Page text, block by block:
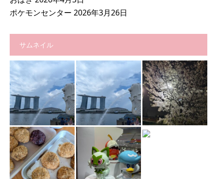
ポケモンセンター 2026年3月26日
サムネイル